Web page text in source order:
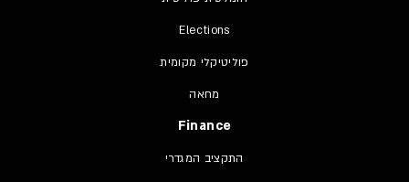
Elections
פוליטיקלי מקומית
מחאה
Finance
התקציב המגדרי